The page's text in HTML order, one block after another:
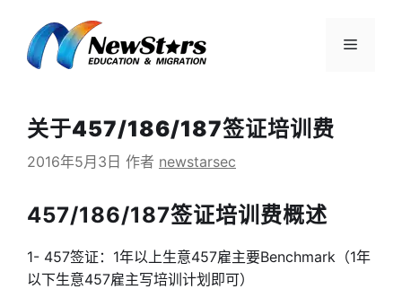
菜
关于457/186/187签证培训费
2016年5月3日 作者 newstarsec
457/186/187签证培训费概述
1- 457签证：1年以上生意457雇主要Benchmark（1年
以下生意457雇主写培训计划即可）